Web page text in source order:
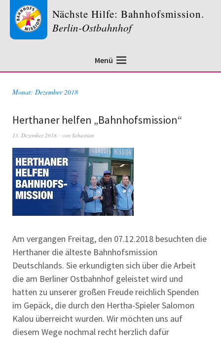
Nächste Hilfe: Bahnhofsmission.
Berlin-Ostbahnhof
Menü
Monat: Dezember 2018
Herthaner helfen „Bahnhofsmission“
13. Dezember 2018 von Sebastian
Am vergangen Freitag, den 07.12.2018 besuchten die
Herthaner die älteste Bahnhofsmission
Deutschlands. Sie erkundigten sich über die Arbeit
die am Berliner Ostbahnhof geleistet wird und
hatten zu unserer großen Freude reichlich Spenden
im Gepäck, die durch den Hertha-Spieler Salomon
Kalou überreicht wurden. Wir möchten uns auf
diesem Wege nochmal recht herzlich dafür